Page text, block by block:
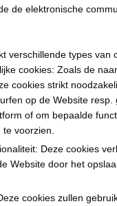
de elektronische
verschillende types van
cookies: Zoals de
cookies strikt
op de Website resp.
of om bepaalde
voorzien.
Deze cookies
Website door het
cookies zullen